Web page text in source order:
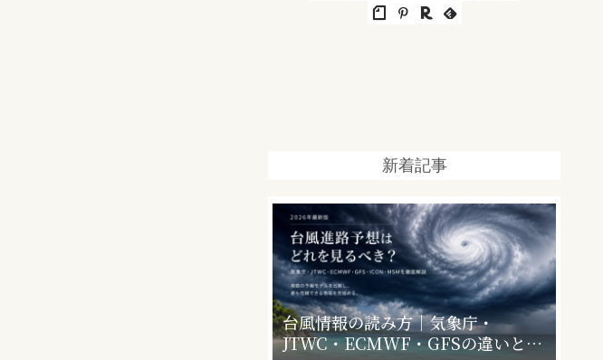
新着記事
台風情報の読み方｜気象庁・
JTWC・ECMWF・GFSの違いと、